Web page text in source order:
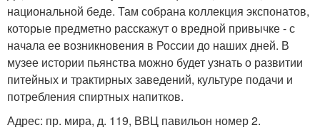
национальной беде. Там собрана коллекция экспонатов,
которые предметно расскажут о вредной привычке - с
начала ее возникновения в России до наших дней. В
музее истории пьянства можно будет узнать о развитии
питейных и трактирных заведений, культуре подачи и
потребления спиртных напитков.
Адрес: пр. мира, д. 119, ВВЦ павильон номер 2.